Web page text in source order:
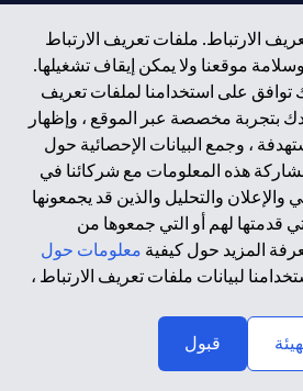
الارتباط. ملفات تعريف الارتباط
موقعنا ولا يمكن إيقاف تشغيلها.
توافق على استخدامنا لملفات تعريف
بتجربة مخصصة عبر الموقع ، وإظهار
، وجمع البيانات الإحصائية حول
هذه المعلومات مع شركائنا في
والإعلان والتحليل والذين قد يجمعونها
قدمتها لهم أو التي جمعوها من
المزيد حول كيفية معلومات حول
لبيانات ملفات تعريف الارتباط ،
قبول
مسجل لدى مصرف الإمارات المركزي تحت
أرقام التراخيص 202563 لفرع الوصل في دبي، 531989 لفرع مول
CN-لفرع أبوظبي. هاتف: 4000 311 04.
العربية المتحدة مرخص من مصرف
كفرع لبنك أجنبي.
المتحدة مرخص من هيئة الأوراق المالية
والسلع في الإمارات العربية المتحدة ("SCA") للقيام بالنشاط المالي لـ أ)
والترويج بموجب ترخيص رقم
ب) وسيط تداول في الأسواق الدولية بموجب ترخيص
انك.